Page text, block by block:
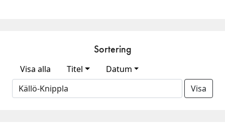
Sortering
Visa alla Titel
Datum
Visa